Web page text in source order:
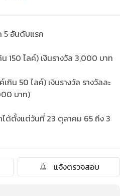
5 อันดับแรก
150 ไลค์) เงินรางวัล 3,000 บาท
น 50 ไลค์) เงินรางวัล รางวัลละ
บาท)
ได้ตั้งแต่วันที่ 23 ตุลาคม 65 ถึง 3
แจ้งตรวจสอบ